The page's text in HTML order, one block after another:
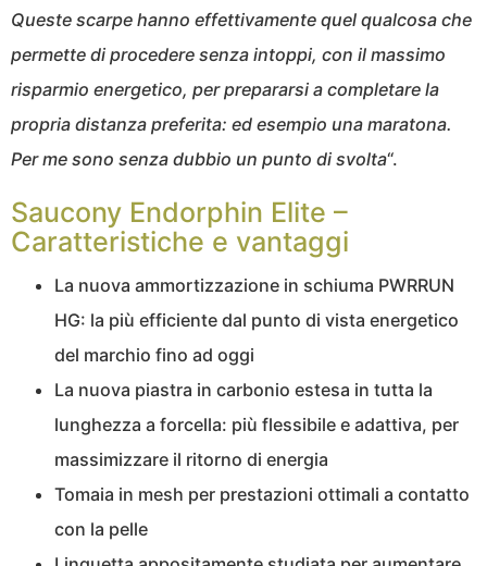
Queste scarpe hanno effettivamente quel qualcosa che
permette di procedere senza intoppi, con il massimo
risparmio energetico, per prepararsi a completare la
propria distanza preferita: ed esempio una maratona.
Per me sono senza dubbio un punto di svolta“.
Saucony Endorphin Elite –
Caratteristiche e vantaggi
La nuova ammortizzazione in schiuma PWRRUN
HG: la più efficiente dal punto di vista energetico
del marchio fino ad oggi
La nuova piastra in carbonio estesa in tutta la
lunghezza a forcella: più flessibile e adattiva, per
massimizzare il ritorno di energia
Tomaia in mesh per prestazioni ottimali a contatto
con la pelle